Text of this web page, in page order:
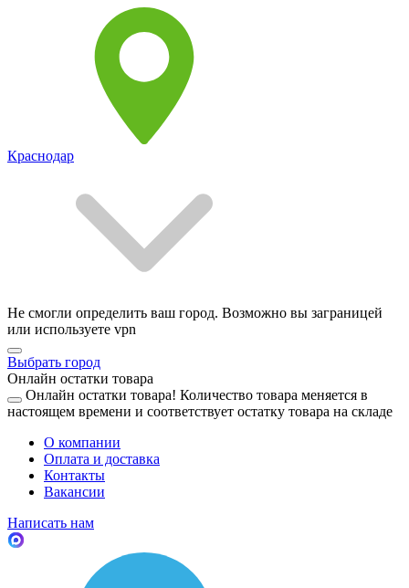
Краснодар
Не смогли определить ваш город. Возможно вы заграницей
или используете vpn
Выбрать город
Онлайн остатки товара
Онлайн остатки товара! Количество товара меняется в
настоящем времени и соответствует остатку товара на складе
О компании
Оплата и доставка
Контакты
Вакансии
Написать нам